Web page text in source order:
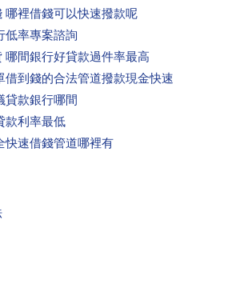
哪裡借錢可以快速撥款呢
低率專案諮詢
哪間銀行好貸款過件率最高
借到錢的合法管道撥款現金快速
貸款銀行哪間
款利率最低
快速借錢管道哪裡有